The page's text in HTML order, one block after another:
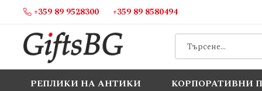
Прескачане
съдържанието
+359 89 9528300 +359 89 8580494
РЕПЛИКИ НА АНТИКИ КОРПОРАТИВНИ